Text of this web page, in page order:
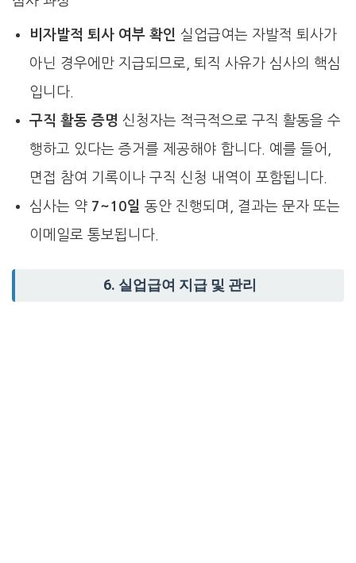
비자발적 퇴사 여부 확인 실업급여는 자발적 퇴사가
아닌 경우에만 지급되므로, 퇴직 사유가 심사의 핵심
입니다.
구직 활동 증명 신청자는 적극적으로 구직 활동을 수
행하고 있다는 증거를 제공해야 합니다. 예를 들어,
면접 참여 기록이나 구직 신청 내역이 포함됩니다.
심사는 약 7~10일 동안 진행되며, 결과는 문자 또는
이메일로 통보됩니다.
6. 실업급여 지급 및 관리